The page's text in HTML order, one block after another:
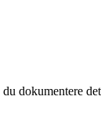
dokumentere